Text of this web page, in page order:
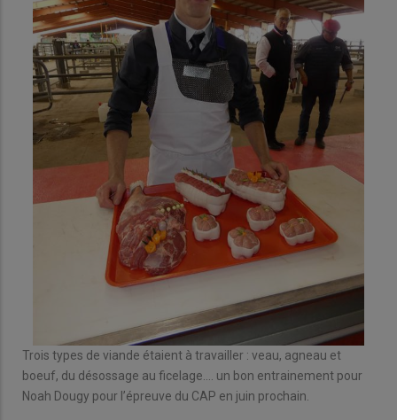
Trois types de viande étaient à travailler : veau, agneau et
boeuf, du désossage au ficelage.... un bon entrainement pour
Noah Dougy pour l’épreuve du CAP en juin prochain.